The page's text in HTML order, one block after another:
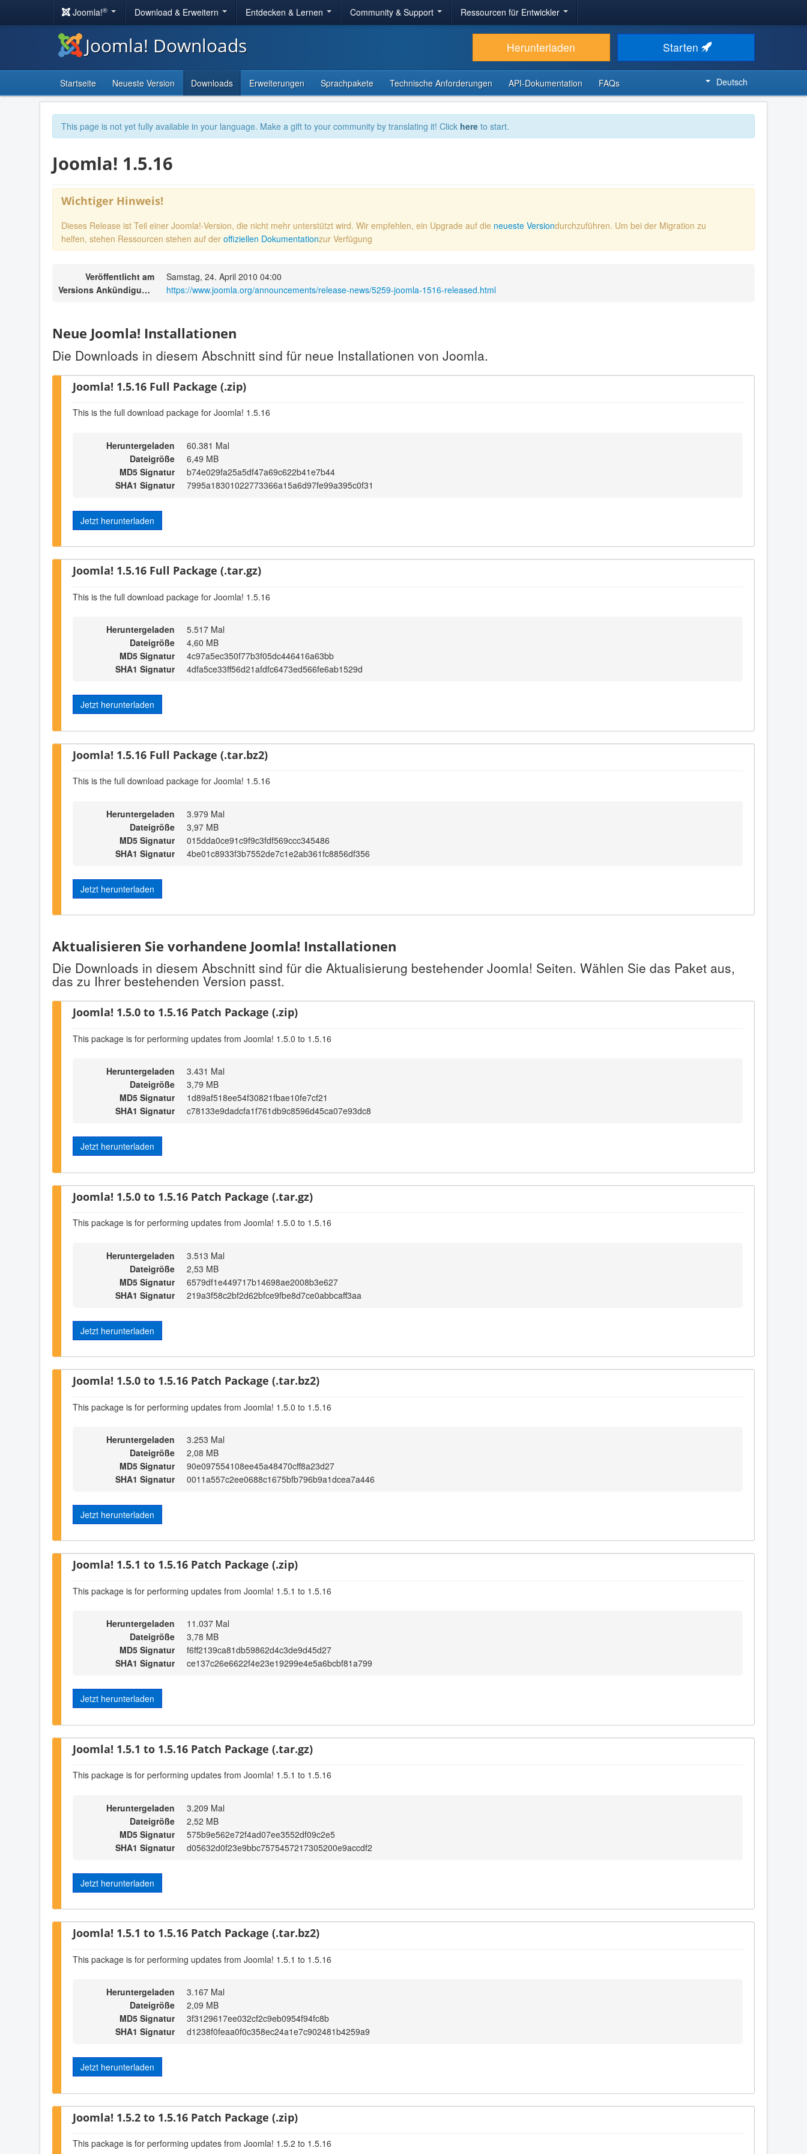
Joomla!® Download & Erweitern Entdecken & Lernen Community & Support Ressourcen für Entwickler
Joomla! Downloads Herunterladen Starten
Startseite Neueste Version Downloads Erweiterungen Sprachpakete Technische Anforderungen API-Dokumentation FAQs Deutsch
This page is not yet fully available in your language. Make a gift to your community by translating it! Click here to start.
Joomla! 1.5.16
Wichtiger Hinweis!
Dieses Release ist Teil einer Joomla!-Version, die nicht mehr unterstützt wird. Wir empfehlen, ein Upgrade auf die neueste Versiondurchzuführen. Um bei der Migration zu
helfen, stehen Ressourcen stehen auf der offiziellen Dokumentationzur Verfügung
Veröffentlicht am
Samstag, 24. April 2010 04:00
Versions Ankündigungen
https://www.joomla.org/announcements/release-news/5259-joomla-1516-released.html
Neue Joomla! Installationen
Die Downloads in diesem Abschnitt sind für neue Installationen von Joomla.
Joomla! 1.5.16 Full Package (.zip)
This is the full download package for Joomla! 1.5.16
Heruntergeladen
60.381 Mal
Dateigröße
6,49 MB
MD5 Signatur
b74e029fa25a5df47a69c622b41e7b44
SHA1 Signatur
7995a18301022773366a15a6d97fe99a395c0f31
Jetzt herunterladen
Joomla! 1.5.16 Full Package (.tar.gz)
This is the full download package for Joomla! 1.5.16
Heruntergeladen
5.517 Mal
Dateigröße
4,60 MB
MD5 Signatur
4c97a5ec350f77b3f05dc446416a63bb
SHA1 Signatur
4dfa5ce33ff56d21afdfc6473ed566fe6ab1529d
Jetzt herunterladen
Joomla! 1.5.16 Full Package (.tar.bz2)
This is the full download package for Joomla! 1.5.16
Heruntergeladen
3.979 Mal
Dateigröße
3,97 MB
MD5 Signatur
015dda0ce91c9f9c3fdf569ccc345486
SHA1 Signatur
4be01c8933f3b7552de7c1e2ab361fc8856df356
Jetzt herunterladen
Aktualisieren Sie vorhandene Joomla! Installationen
Die Downloads in diesem Abschnitt sind für die Aktualisierung bestehender Joomla! Seiten. Wählen Sie das Paket aus,
das zu Ihrer bestehenden Version passt.
Joomla! 1.5.0 to 1.5.16 Patch Package (.zip)
This package is for performing updates from Joomla! 1.5.0 to 1.5.16
Heruntergeladen
3.431 Mal
Dateigröße
3,79 MB
MD5 Signatur
1d89af518ee54f30821fbae10fe7cf21
SHA1 Signatur
c78133e9dadcfa1f761db9c8596d45ca07e93dc8
Jetzt herunterladen
Joomla! 1.5.0 to 1.5.16 Patch Package (.tar.gz)
This package is for performing updates from Joomla! 1.5.0 to 1.5.16
Heruntergeladen
3.513 Mal
Dateigröße
2,53 MB
MD5 Signatur
6579df1e449717b14698ae2008b3e627
SHA1 Signatur
219a3f58c2bf2d62bfce9fbe8d7ce0abbcaff3aa
Jetzt herunterladen
Joomla! 1.5.0 to 1.5.16 Patch Package (.tar.bz2)
This package is for performing updates from Joomla! 1.5.0 to 1.5.16
Heruntergeladen
3.253 Mal
Dateigröße
2,08 MB
MD5 Signatur
90e097554108ee45a48470cff8a23d27
SHA1 Signatur
0011a557c2ee0688c1675bfb796b9a1dcea7a446
Jetzt herunterladen
Joomla! 1.5.1 to 1.5.16 Patch Package (.zip)
This package is for performing updates from Joomla! 1.5.1 to 1.5.16
Heruntergeladen
11.037 Mal
Dateigröße
3,78 MB
MD5 Signatur
f6ff2139ca81db59862d4c3de9d45d27
SHA1 Signatur
ce137c26e6622f4e23e19299e4e5a6bcbf81a799
Jetzt herunterladen
Joomla! 1.5.1 to 1.5.16 Patch Package (.tar.gz)
This package is for performing updates from Joomla! 1.5.1 to 1.5.16
Heruntergeladen
3.209 Mal
Dateigröße
2,52 MB
MD5 Signatur
575b9e562e72f4ad07ee3552df09c2e5
SHA1 Signatur
d05632d0f23e9bbc7575457217305200e9accdf2
Jetzt herunterladen
Joomla! 1.5.1 to 1.5.16 Patch Package (.tar.bz2)
This package is for performing updates from Joomla! 1.5.1 to 1.5.16
Heruntergeladen
3.167 Mal
Dateigröße
2,09 MB
MD5 Signatur
3f3129617ee032cf2c9eb0954f94fc8b
SHA1 Signatur
d1238f0feaa0f0c358ec24a1e7c902481b4259a9
Jetzt herunterladen
Joomla! 1.5.2 to 1.5.16 Patch Package (.zip)
This package is for performing updates from Joomla! 1.5.2 to 1.5.16